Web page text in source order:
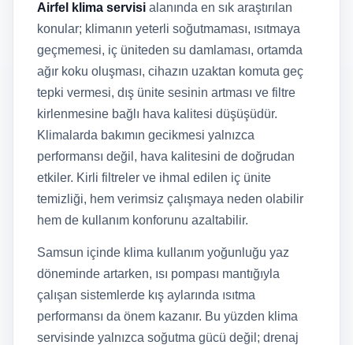
Airfel klima servisi alanında en sık araştırılan
konular; klimanın yeterli soğutmaması, ısıtmaya
geçmemesi, iç üniteden su damlaması, ortamda
ağır koku oluşması, cihazın uzaktan komuta geç
tepki vermesi, dış ünite sesinin artması ve filtre
kirlenmesine bağlı hava kalitesi düşüşüdür.
Klimalarda bakımın gecikmesi yalnızca
performansı değil, hava kalitesini de doğrudan
etkiler. Kirli filtreler ve ihmal edilen iç ünite
temizliği, hem verimsiz çalışmaya neden olabilir
hem de kullanım konforunu azaltabilir.
Samsun içinde klima kullanım yoğunluğu yaz
döneminde artarken, ısı pompası mantığıyla
çalışan sistemlerde kış aylarında ısıtma
performansı da önem kazanır. Bu yüzden klima
servisinde yalnızca soğutma gücü değil; drenaj